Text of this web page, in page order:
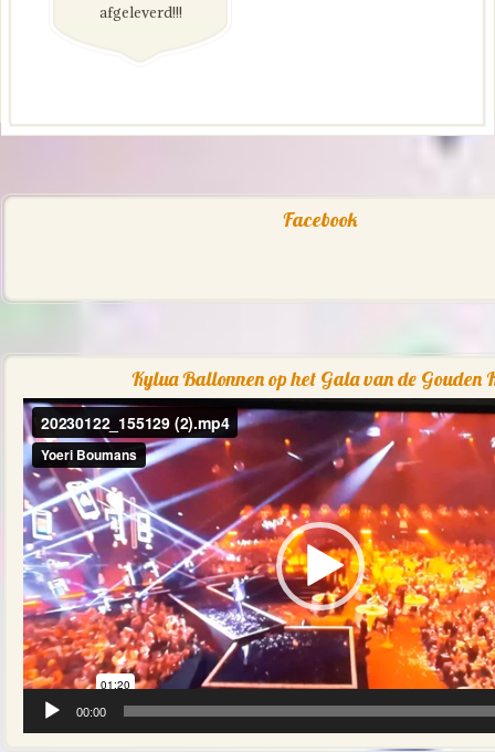
afgeleverd!!!
Facebook
Kylua Ballonnen op het Gala van de Gouden
Videospeler
00:00